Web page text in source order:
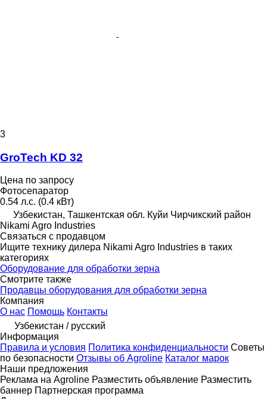
3
GroTech KD 32
Цена по запросу
Фотосепаратор
0.54 л.с. (0.4 кВт)
Узбекистан, Ташкентская обл. Куйи Чирчикский район
Nikami Agro Industries
Связаться с продавцом
Ищите технику дилера Nikami Agro Industries в таких
категориях
Оборудование для обработки зерна
Смотрите также
Продавцы оборудования для обработки зерна
Компания
О нас Помощь Контакты
Узбекистан / русский
Информация
Правила и условия Политика конфиденциальности Советы
по безопасности Отзывы об Agroline Каталог марок
Наши предложения
Реклама на Agroline Разместить объявление Разместить
баннер Партнерская программа